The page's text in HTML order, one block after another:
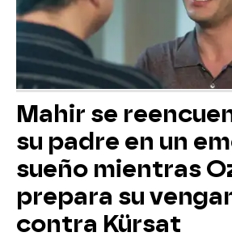
Mahir se
su padre en un
sueño mientras
prepara su
contra Kürsat